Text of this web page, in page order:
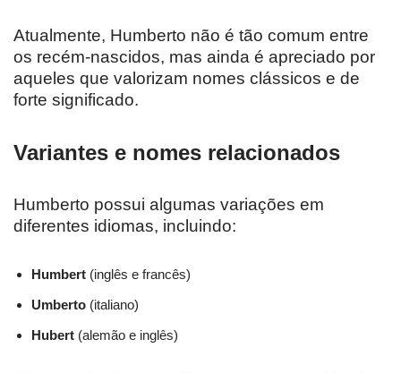
Atualmente, Humberto não é tão comum entre
os recém-nascidos, mas ainda é apreciado por
aqueles que valorizam nomes clássicos e de
forte significado.
Variantes e nomes relacionados
Humberto possui algumas variações em
diferentes idiomas, incluindo:
Humbert (inglês e francês)
Umberto (italiano)
Hubert (alemão e inglês)